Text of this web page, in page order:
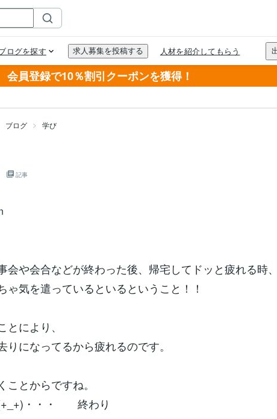
会員登録で10％割引クーポンを獲得！
ブログ 学び
記事
会や会合などが終わった後、帰宅してドッと疲れる時、
ゃ気を遣っているといるということ！！
により、
りになってるから疲れるのです。
ことからですね。
(+_+)・・・ 終わり